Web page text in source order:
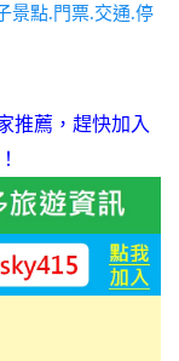
景點.門票.交通.停
推薦，趕快加入
！